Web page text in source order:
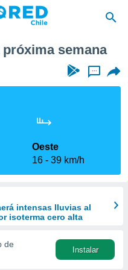
semana
...
Oeste
16
39 km/h
intensas lluvias al
isoterma cero alta
de
Instalar